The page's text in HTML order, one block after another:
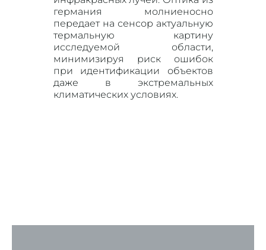
германия молниеносно
передает на сенсор актуальную
термальную картину
исследуемой области,
минимизируя риск ошибок
при идентификации объектов
даже в экстремальных
климатических условиях.